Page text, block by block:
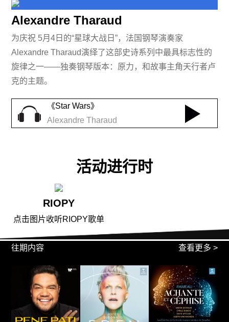
Alexandre Tharaud
为庆祝 5月4日的“星球大战日”，法国钢琴演奏家
Alexandre Tharaud演绎了这部史诗系列中最具标志性的
旋律之一——独奏钢琴版本：原力，和故事主角天行者卢
克的主题。
《Star Wars》
Alexandre Tharaud
活动进行时
RIOPY
点击图片收听RIOPY歌单
往期内容 查看更多 >